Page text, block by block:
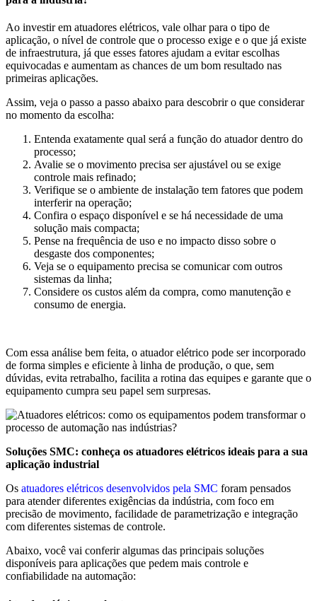
Ao investir em atuadores elétricos, vale olhar para o tipo de
aplicação, o nível de controle que o processo exige e o que já existe
de infraestrutura, já que esses fatores ajudam a evitar escolhas
equivocadas e aumentam as chances de um bom resultado nas
primeiras aplicações.
Assim, veja o passo a passo abaixo para descobrir o que considerar
no momento da escolha:
Entenda exatamente qual será a função do atuador dentro do
processo;
Avalie se o movimento precisa ser ajustável ou se exige
controle mais refinado;
Verifique se o ambiente de instalação tem fatores que podem
interferir na operação;
Confira o espaço disponível e se há necessidade de uma
solução mais compacta;
Pense na frequência de uso e no impacto disso sobre o
desgaste dos componentes;
Veja se o equipamento precisa se comunicar com outros
sistemas da linha;
Considere os custos além da compra, como manutenção e
consumo de energia.
Com essa análise bem feita, o atuador elétrico pode ser incorporado
de forma simples e eficiente à linha de produção, o que, sem
dúvidas, evita retrabalho, facilita a rotina das equipes e garante que o
equipamento cumpra seu papel sem surpresas.
Soluções SMC: conheça os atuadores elétricos ideais para a sua
aplicação industrial
Os atuadores elétricos desenvolvidos pela SMC foram pensados
para atender diferentes exigências da indústria, com foco em
precisão de movimento, facilidade de parametrização e integração
com diferentes sistemas de controle.
Abaixo, você vai conferir algumas das principais soluções
disponíveis para aplicações que pedem mais controle e
confiabilidade na automação: